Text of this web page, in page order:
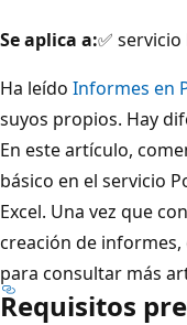
Se aplica a:✅
Ha leído Informes en
suyos propios. Hay
En este artículo,
básico en el servicio
Excel. Una vez que
creación de informes,
para consultar más
Requisitos